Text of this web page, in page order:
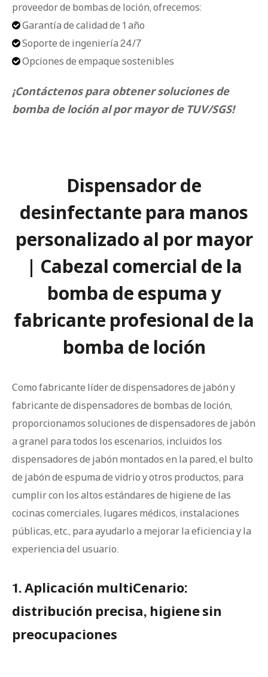
proveedor de bombas de loción, ofrecemos:
Garantía de calidad de 1 año
Soporte de ingeniería 24/7
Opciones de empaque sostenibles
¡Contáctenos para obtener soluciones de
bomba de loción al por mayor de TUV/SGS!
Dispensador de
desinfectante para manos
personalizado al por mayor
| Cabezal comercial de la
bomba de espuma y
fabricante profesional de la
bomba de loción
Como fabricante líder de dispensadores de jabón y
fabricante de dispensadores de bombas de loción,
proporcionamos soluciones de dispensadores de jabón
a granel para todos los escenarios, incluidos los
dispensadores de jabón montados en la pared, el bulto
de jabón de espuma de vidrio y otros productos, para
cumplir con los altos estándares de higiene de las
cocinas comerciales, lugares médicos, instalaciones
públicas, etc., para ayudarlo a mejorar la eficiencia y la
experiencia del usuario.
1. Aplicación multiCenario:
distribución precisa, higiene sin
preocupaciones